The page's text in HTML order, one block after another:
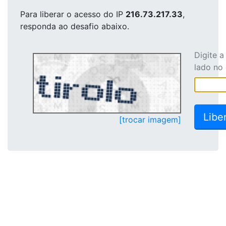
Para liberar o acesso do IP 216.73.217.33,
responda ao desafio abaixo.
[trocar imagem]
Digite
lado no